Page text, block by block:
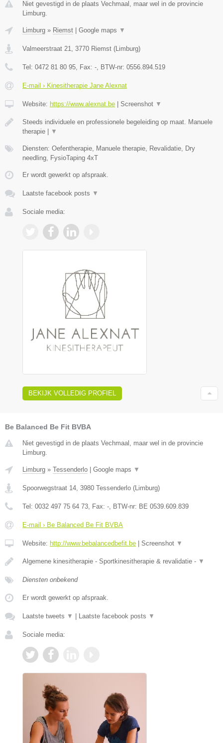
Niet gevestigd in de plaats Vechmaal, maar wel in de provincie
Limburg.
Limburg » Riemst Google maps ▼
Valmeerstraat 21 3770 Riemst ( Limburg)
Tel: 0472 81 80 95 , Fax: - , BTW-nr: 0556.894.519
E-mail › Kinesitherapie Jane Alexnat
Website: https://www.alexnat.be Screenshot ▼
Steeds individuele en professionele begeleiding op maat. Manuele
therapie |
▼
Diensten: Oefentherapie, Manuele therapie, Revalidatie, Dry
needling, FysioTaping 4xT
Er wordt gewerkt op afspraak.
Laatste facebook posts ▼
Sociale media:
BEKIJK VOLLEDIG PROFIEL
Be Balanced Be Fit BVBA
Niet gevestigd in de plaats Vechmaal, maar wel in de provincie
Limburg.
Limburg » Tessenderlo Google maps ▼
Spoorwegstraat 14 3980 Tessenderlo ( Limburg)
Tel: 0032 497 75 64 73 , Fax: - , BTW-nr: BE 0539.609.839
E-mail › Be Balanced Be Fit BVBA
Website: http://www.bebalancedbefit.be Screenshot ▼
Algemene kinesitherapie - Sportkinesitherapie & revalidatie - ▼
Diensten onbekend
Er wordt gewerkt op afspraak.
Laatste tweets ▼ Laatste facebook posts ▼
Sociale media: